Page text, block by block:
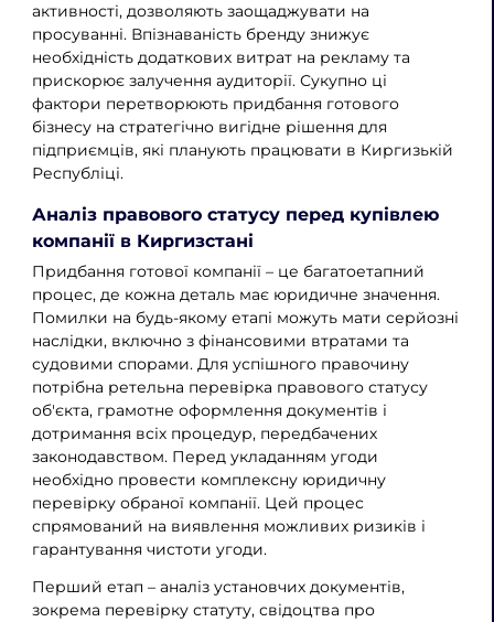
активності, дозволяють заощаджувати на
просуванні. Впізнаваність бренду знижує
необхідність додаткових витрат на рекламу та
прискорює залучення аудиторії. Сукупно ці
фактори перетворюють придбання готового
бізнесу на стратегічно вигідне рішення для
підприємців, які планують працювати в Киргизькій
Республіці.
Аналіз правового статусу перед купівлею
компанії в Киргизстані
Придбання готової компанії – це багатоетапний
процес, де кожна деталь має юридичне значення.
Помилки на будь-якому етапі можуть мати серйозні
наслідки, включно з фінансовими втратами та
судовими спорами. Для успішного правочину
потрібна ретельна перевірка правового статусу
об'єкта, грамотне оформлення документів і
дотримання всіх процедур, передбачених
законодавством. Перед укладанням угоди
необхідно провести комплексну юридичну
перевірку обраної компанії. Цей процес
спрямований на виявлення можливих ризиків і
гарантування чистоти угоди.
Перший етап – аналіз установчих документів,
зокрема перевірку статуту, свідоцтва про